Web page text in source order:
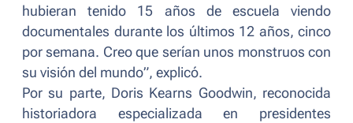
hubieran tenido 15 años de escuela viendo
documentales durante los últimos 12 años, cinco
por semana. Creo que serían unos monstruos con
su visión del mundo”, explicó.
Por su parte, Doris Kearns Goodwin, reconocida
historiadora especializada en presidentes